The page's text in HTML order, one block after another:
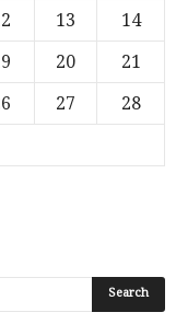
13
14
20
21
27
28